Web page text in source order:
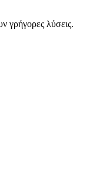
γρήγορες λύσεις.